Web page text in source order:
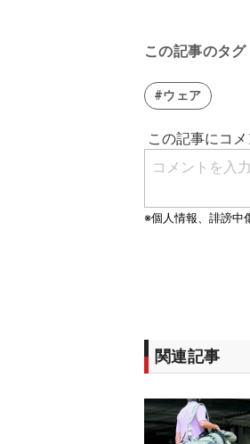
この記事のタグ
#ウェア
関連記事